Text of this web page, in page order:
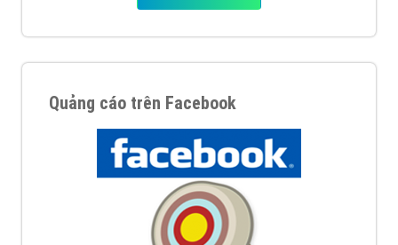
Quảng cáo trên Facebook